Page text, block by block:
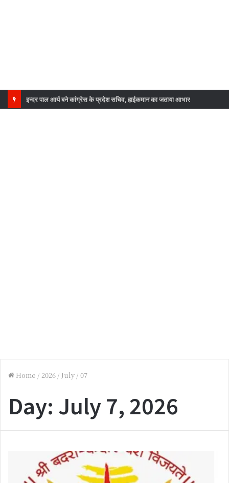
इन्दर पाल आर्य बने कांग्रेस के प्रदेश सचिव, हाईकमान का जताया आभार
Home /2026 /July /07
Day: July 7, 2026